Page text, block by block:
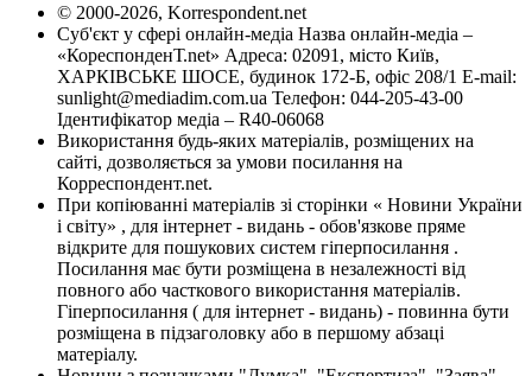
© 2000-2026, Korrespondent.net
Суб'єкт у сфері онлайн-медіа Назва онлайн-медіа –
«КореспонденТ.net» Адреса: 02091, місто Київ,
ХАРКІВСЬКЕ ШОСЕ, будинок 172-Б, офіс 208/1 E-mail:
sunlight@mediadim.com.ua Телефон: 044-205-43-00
Ідентифікатор медіа – R40-06068
Використання будь-яких матеріалів, розміщених на
сайті, дозволяється за умови посилання на
Корреспондент.net.
При копіюванні матеріалів зі сторінки « Новини України
і світу» , для інтернет - видань - обов'язкове пряме
відкрите для пошукових систем гіперпосилання .
Посилання має бути розміщена в незалежності від
повного або часткового використання матеріалів.
Гіперпосилання ( для інтернет - видань) - повинна бути
розміщена в підзаголовку або в першому абзаці
матеріалу.